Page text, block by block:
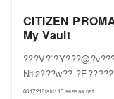
CITIZEN
My Vault
N12???w??
0817218taki110.seesaa.net